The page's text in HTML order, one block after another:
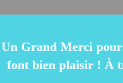
Un Grand Merci pour
font bien plaisir ! À